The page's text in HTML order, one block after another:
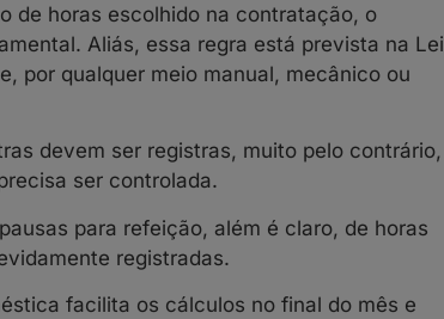
de horas escolhido na contratação, o
Aliás, essa regra está prevista na Lei
por qualquer meio manual, mecânico ou
devem ser registras, muito pelo contrário,
ser controlada.
para refeição, além é claro, de horas
registradas.
facilita os cálculos no final do mês e